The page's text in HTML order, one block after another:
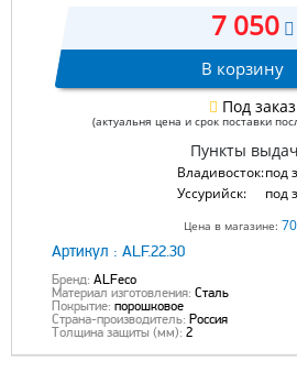
7 050
В корзину
Под заказ
(актуальня цена и срок поставки
Пункты
Владивосток:под
Уссурийск:
под
Цена в магазине:
Артикул : ALF.22.30
Бренд: ALFeco
Материал изготовления: Сталь
Покрытие: порошковое
Страна-производитель: Россия
Толщина защиты (мм): 2